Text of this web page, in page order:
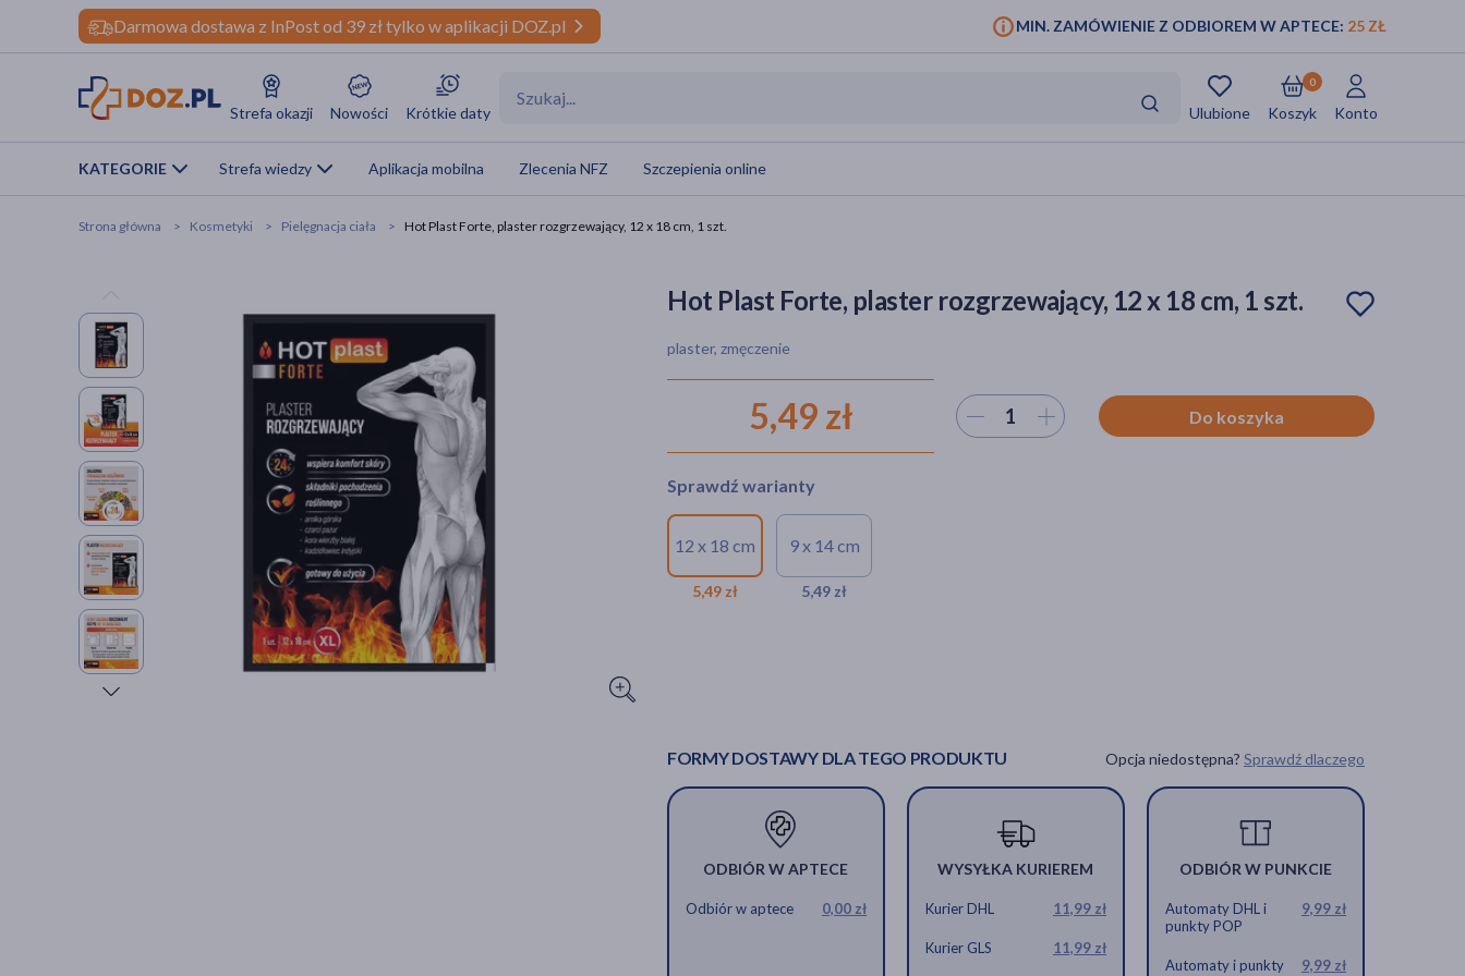
Darmowa dostawa z InPost od 39 zł tylko w aplikacji DOZ.pl MIN. ZAMÓWIENIE Z ODBIOREM W APTECE: 25 ZŁ
Strefa okazji Nowości Krótkie daty Ulubione Koszyk
0
Konto
KATEGORIE Strefa wiedzy Aplikacja mobilna Zlecenia NFZ Szczepienia online
Strona główna Kosmetyki Pielęgnacja ciała Hot Plast Forte, plaster rozgrzewający, 12 x 18 cm, 1 szt.
Hot Plast Forte, plaster rozgrzewający, 12 x 18 cm, 1 szt.
plaster, zmęczenie
5,49 zł Wybierz ilość Do koszyka
Sprawdź warianty
12 x 18 cm
5,49 zł
9 x 14 cm
5,49 zł
FORMY DOSTAWY DLA TEGO PRODUKTU Opcja niedostępna? Sprawdź dlaczego
ODBIÓR W APTECE
Odbiór w aptece 0,00 zł
WYSYŁKA KURIEREM
Kurier DHL 11,99 zł
Kurier GLS 11,99 zł
ODBIÓR W PUNKCIE
Automaty DHL i
punkty POP
9,99 zł
Automaty i punkty
9,99 zł